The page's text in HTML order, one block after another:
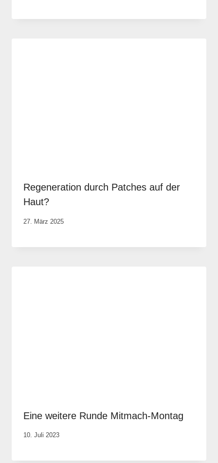
Tengler
Regeneration durch Patches auf der
Haut?
Von
Tengler
27. März 2025
Eine weitere Runde Mitmach-Montag
Von
Justh
10. Juli 2023